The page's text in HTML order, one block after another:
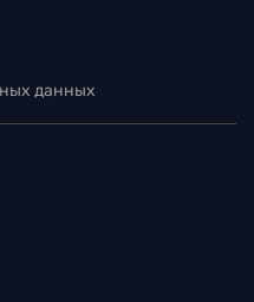
данных